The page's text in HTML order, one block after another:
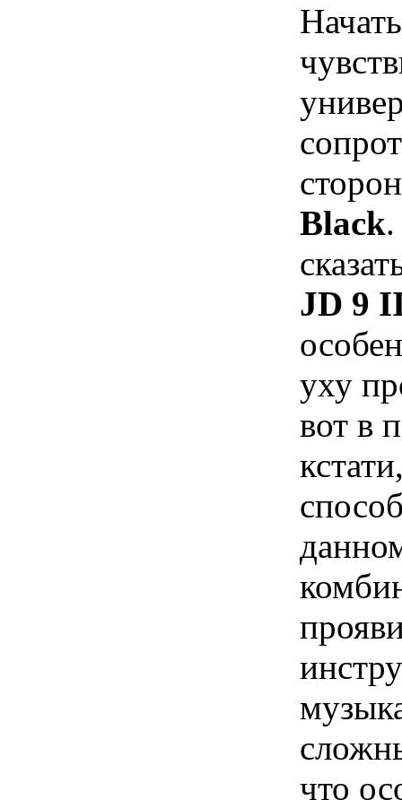
Black
JD 9
уху
вот в
что